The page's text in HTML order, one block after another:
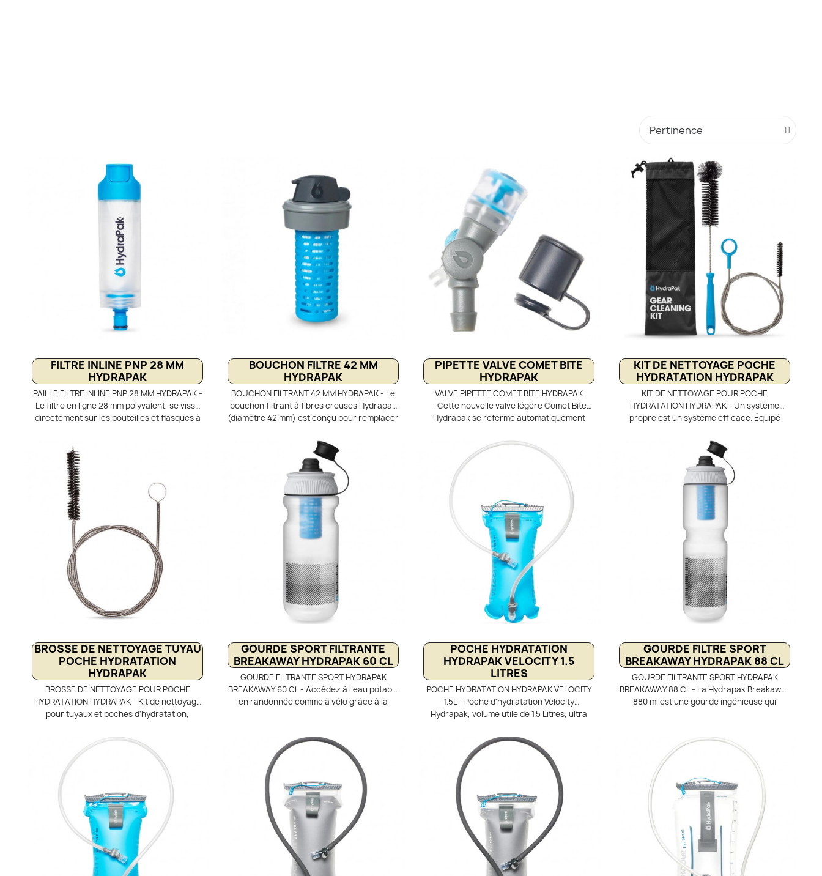
FILTRE INLINE PNP 28 MM
HYDRAPAK
PAILLE FILTRE INLINE PNP 28 MM HYDRAPAK -
Le filtre en ligne 28 mm polyvalent, se visse
directement sur les bouteilles et flasques à
poches hydratation grâce à un système de
connexion Plug-N-Pla. Compatible sur les
modèles Stow, Seeker, Pionner, Velocity et
Contour Hydrapak.
BOUCHON FILTRE 42 MM
HYDRAPAK
BOUCHON FILTRANT 42 MM HYDRAPAK - Le
bouchon filtrant à fibres creuses Hydrapak
(diamètre 42 mm) est conçu pour remplacer
gourde souple Hydrapak en gourde filtrante.
Pratique et efficace, elle assure une eau
potable en retenant les impuretés et
bactéries, idéale pour la randonnée, le trek
ou les voyages en zones sensibles.
PIPETTE VALVE COMET BITE
HYDRAPAK
VALVE PIPETTE COMET BITE HYDRAPAK
- Cette nouvelle valve légère Comet Bite
Hydrapak se referme automatiquement
et verrouillée d’une seule main pour éviter
les fuites lorsqu’elle n’est pas utilisée.
Permet de remplacer la valve de votre
poche d'hydratation défectueuse. Un
cache-poussière protège la valve en
silicone des éléments extérieurs.
Compatible avec la plupart des sac
d'hydratation Hydrapak ou autres marques.
KIT DE NETTOYAGE POCHE
HYDRATATION HYDRAPAK
KIT DE NETTOYAGE POUR POCHE
HYDRATATION HYDRAPAK - Un système
propre est un système efficace. Équipé
nettoyer les tuyaux de boisson et d’une
brosse à poils longs pour atteindre les
recoins difficiles, le kit de nettoyage pour
réservoirs et stockage d’eau est la solution
idéale pour les systèmes d’hydratation de
grande capacité.
BROSSE DE NETTOYAGE TUYAU
POCHE HYDRATATION
HYDRAPAK
BROSSE DE NETTOYAGE POUR POCHE
HYDRATATION HYDRAPAK - Kit de nettoyage
pour tuyaux et poches d'hydratation,
brosse de 90 cm, permettant de se glisser à
l'intérieur d'un tube, d'une gourde ou poche
à eau pour un nettoyage très facile et
GOURDE SPORT FILTRANTE
BREAKAWAY HYDRAPAK 60 CL
GOURDE FILTRANTE SPORT HYDRAPAK
BREAKAWAY 60 CL - Accédez à l’eau potable
en randonnée comme à vélo grâce à la
d'un bouchon filtrant avec tétine souple anti
renversement. Restez hydraté en toute
confiance et accédez à une eau propre et
agréable à boire, que ce soit en pleine
nature ou en déplacement. Polyvalente et
idéale pour la randonnée, le vélo, le sport ou
les voyages.
POCHE HYDRATATION
HYDRAPAK VELOCITY 1.5
LITRES
POCHE HYDRATATION HYDRAPAK VELOCITY
1.5L - Poche d'hydratation Velocity
Hydrapak, volume utile de 1.5 Litres, ultra
poches à eau pour sac à dos randonnée, qui
sont réversibles pour un nettoyage et
séchage optimal. Confortable dans les gilets
et les sacs à dos, le Velocity redessiné
présente un profil fin et une languette
souple pour un chargement et un
déchargement rapides. Léger, il dispose
d'une ouverture extra-large pour un
remplissage rapide en cours de route.
GOURDE FILTRE SPORT
BREAKAWAY HYDRAPAK 88 CL
GOURDE FILTRANTE SPORT HYDRAPAK
BREAKAWAY 88 CL - La Hydrapak Breakaway
880 ml est une gourde ingénieuse qui
toutes vos activités outdoor. Conçue aussi
bien pour la randonnée que pour le vélo, elle
se compose d’une bouteille semi-souple et
légère, facile à transporter et agréable à
utiliser. Son atout principal réside dans son
bouchon filtrant intégré, équipé d’une tétine
souple anti-renversement. Vous buvez ainsi
directement à la source, tout en éliminant
les impuretés pour une eau claire et saine,
sans risque d’éclaboussures.